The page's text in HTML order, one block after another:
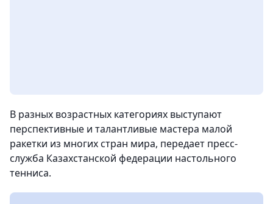
В разных возрастных категориях выступают
перспективные и талантливые мастера малой
ракетки из многих стран мира, передает пресс-
служба Казахстанской федерации настольного
тенниса.